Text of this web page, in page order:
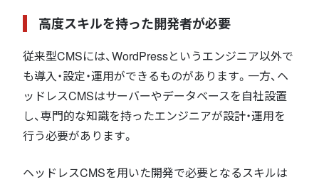
高度スキルを持った開発者が必要
従来型CMSには、WordPressというエンジニア以外で
も導入・設定・運用ができるものがあります。一方、ヘ
ッドレスCMSはサーバーやデータベースを自社設置
し、専門的な知識を持ったエンジニアが設計・運用を
行う必要があります。
ヘッドレスCMSを用いた開発で必要となるスキルは